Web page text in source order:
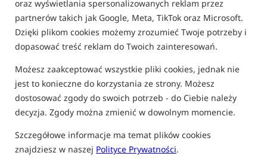
oraz wyświetlania spersonalizowanych reklam przez
partnerów takich jak Google, Meta, TikTok oraz Microsoft.
Dzięki plikom cookies możemy zrozumieć Twoje potrzeby i
dopasować treść reklam do Twoich zainteresowań.
Możesz zaakceptować wszystkie pliki cookies, jednak nie
jest to konieczne do korzystania ze strony. Możesz
dostosować zgody do swoich potrzeb - do Ciebie należy
decyzja. Zgody można zmienić w dowolnym momencie.
Szczegółowe informacje ma temat plików cookies
znajdziesz w naszej Polityce Prywatności.